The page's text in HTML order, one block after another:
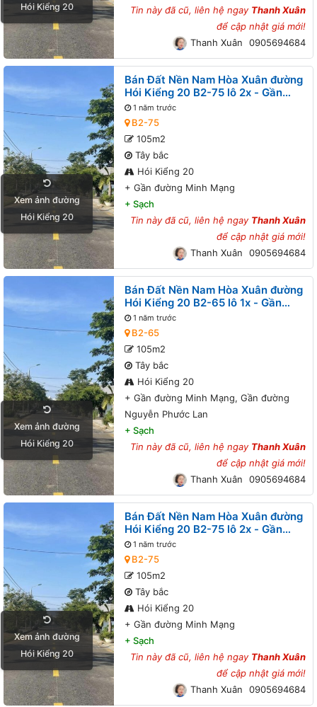
Hói Kiểng 20
Tin này đã cũ, liên hệ ngay Thanh Xuân
để cập nhật giá mới!
Thanh Xuân
0905694684
Xem ảnh đường
Hói Kiểng 20
Bán Đất Nền Nam Hòa Xuân đường
Hói Kiểng 20 B2-75 lô 2x - Gần
đường Minh Mạng
1 năm trước
B2-75
105m2
Tây bắc
Hói Kiểng 20
+ Gần đường Minh Mạng
+ Sạch
Tin này đã cũ, liên hệ ngay Thanh Xuân
để cập nhật giá mới!
Thanh Xuân
0905694684
Xem ảnh đường
Hói Kiểng 20
Bán Đất Nền Nam Hòa Xuân đường
Hói Kiểng 20 B2-65 lô 1x - Gần
đường Minh Mạng, Gần đường
Nguyễn Phước Lan
1 năm trước
B2-65
105m2
Tây bắc
Hói Kiểng 20
+ Gần đường Minh Mạng, Gần đường
Nguyễn Phước Lan
+ Sạch
Tin này đã cũ, liên hệ ngay Thanh Xuân
để cập nhật giá mới!
Thanh Xuân
0905694684
Xem ảnh đường
Hói Kiểng 20
Bán Đất Nền Nam Hòa Xuân đường
Hói Kiểng 20 B2-75 lô 2x - Gần
đường Minh Mạng
1 năm trước
B2-75
105m2
Tây bắc
Hói Kiểng 20
+ Gần đường Minh Mạng
+ Sạch
Tin này đã cũ, liên hệ ngay Thanh Xuân
để cập nhật giá mới!
Thanh Xuân
0905694684